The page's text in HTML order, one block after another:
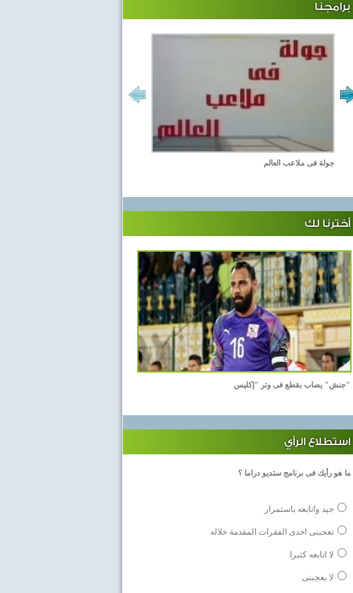
برامجنا
جولة فى ملاعب العالم
أخترنا لك
"جنش" يصاب بقطع فى وتر "إكليس
استطلاع الرأي
ما هو رأيك فى برنامج ستديو دراما ؟
جيد واتابعه باستمرار
تعجبنى احدى الفقرات المقدمة خلاله
لا اتابعه كثيرا
لا يعجبنى